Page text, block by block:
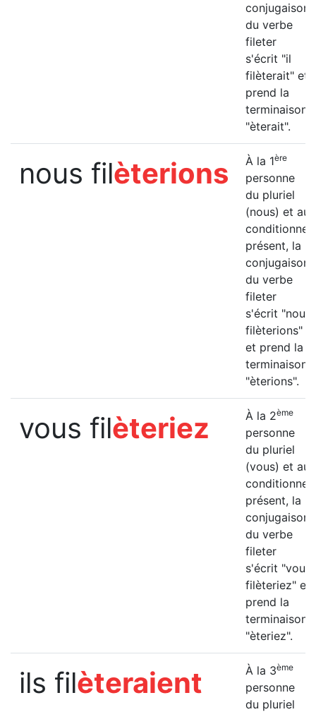
conjugaison
du verbe
fileter
s'écrit "il
filèterait" et
prend la
terminaison
"èterait".
nous filèterions À la 1ère
personne
du pluriel
(nous) et au
conditionnel
présent, la
conjugaison
du verbe
fileter
s'écrit "nous
filèterions"
et prend la
terminaison
"èterions".
vous filèteriez À la 2ème
personne
du pluriel
(vous) et au
conditionnel
présent, la
conjugaison
du verbe
fileter
s'écrit "vous
filèteriez" et
prend la
terminaison
"èteriez".
ils filèteraient À la 3ème
personne
du pluriel